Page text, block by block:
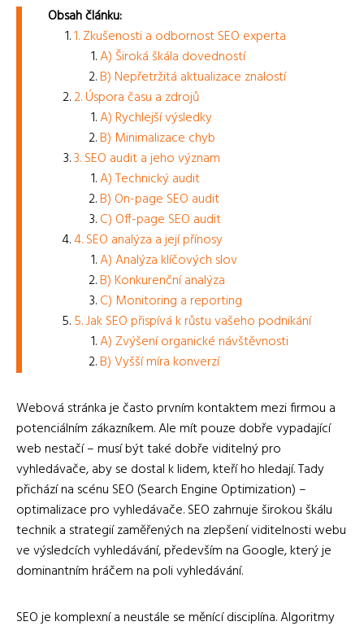
Obsah článku:
1. Zkušenosti a odbornost SEO experta
A) Široká škála dovedností
B) Nepřetržitá aktualizace znalostí
2. Úspora času a zdrojů
A) Rychlejší výsledky
B) Minimalizace chyb
3. SEO audit a jeho význam
A) Technický audit
B) On-page SEO audit
C) Off-page SEO audit
4. SEO analýza a její přínosy
A) Analýza klíčových slov
B) Konkurenční analýza
C) Monitoring a reporting
5. Jak SEO přispívá k růstu vašeho podnikání
A) Zvýšení organické návštěvnosti
B) Vyšší míra konverzí
Webová stránka je často prvním kontaktem mezi firmou a
potenciálním zákazníkem. Ale mít pouze dobře vypadající
web nestačí – musí být také dobře viditelný pro
vyhledávače, aby se dostal k lidem, kteří ho hledají. Tady
přichází na scénu SEO (Search Engine Optimization) –
optimalizace pro vyhledávače. SEO zahrnuje širokou škálu
technik a strategií zaměřených na zlepšení viditelnosti webu
ve výsledcích vyhledávání, především na Google, který je
dominantním hráčem na poli vyhledávání.
SEO je komplexní a neustále se měnící disciplína. Algoritmy